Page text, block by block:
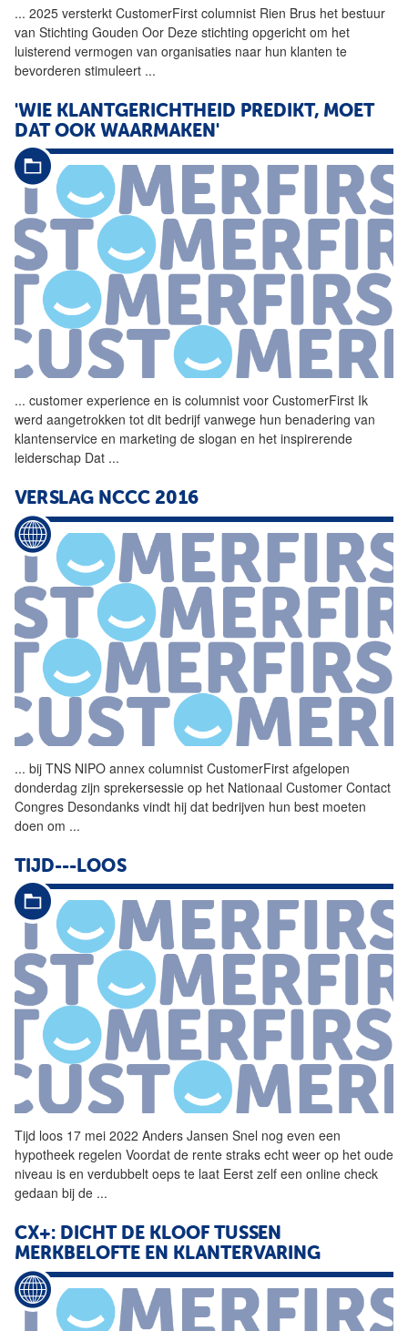
... 2025 versterkt CustomerFirst columnist Rien Brus het bestuur
van Stichting Gouden Oor Deze stichting opgericht om het
luisterend vermogen van organisaties naar hun klanten te
bevorderen stimuleert ...
'WIE KLANTGERICHTHEID PREDIKT, MOET
DAT OOK WAARMAKEN'
... customer experience en is columnist voor CustomerFirst Ik
werd aangetrokken tot dit bedrijf vanwege hun benadering van
klantenservice en marketing de slogan en het inspirerende
leiderschap Dat ...
VERSLAG NCCC 2016
... bij TNS NIPO annex columnist CustomerFirst afgelopen
donderdag zijn sprekersessie op het Nationaal Customer Contact
Congres Desondanks vindt hij dat bedrijven hun best moeten
doen om ...
TIJD---LOOS
Tijd loos 17 mei 2022 Anders Jansen Snel nog even een
hypotheek regelen Voordat de rente straks echt weer op het oude
niveau is en verdubbelt oeps te laat Eerst zelf een online check
gedaan bij de ...
CX+: DICHT DE KLOOF TUSSEN
MERKBELOFTE EN KLANTERVARING